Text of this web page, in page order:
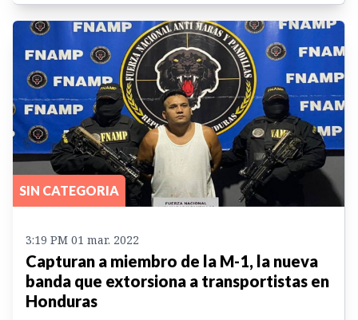
SIN CATEGORIA
3:19 PM 01 mar. 2022
Capturan a miembro de la M-1, la nueva
banda que extorsiona a transportistas en
Honduras